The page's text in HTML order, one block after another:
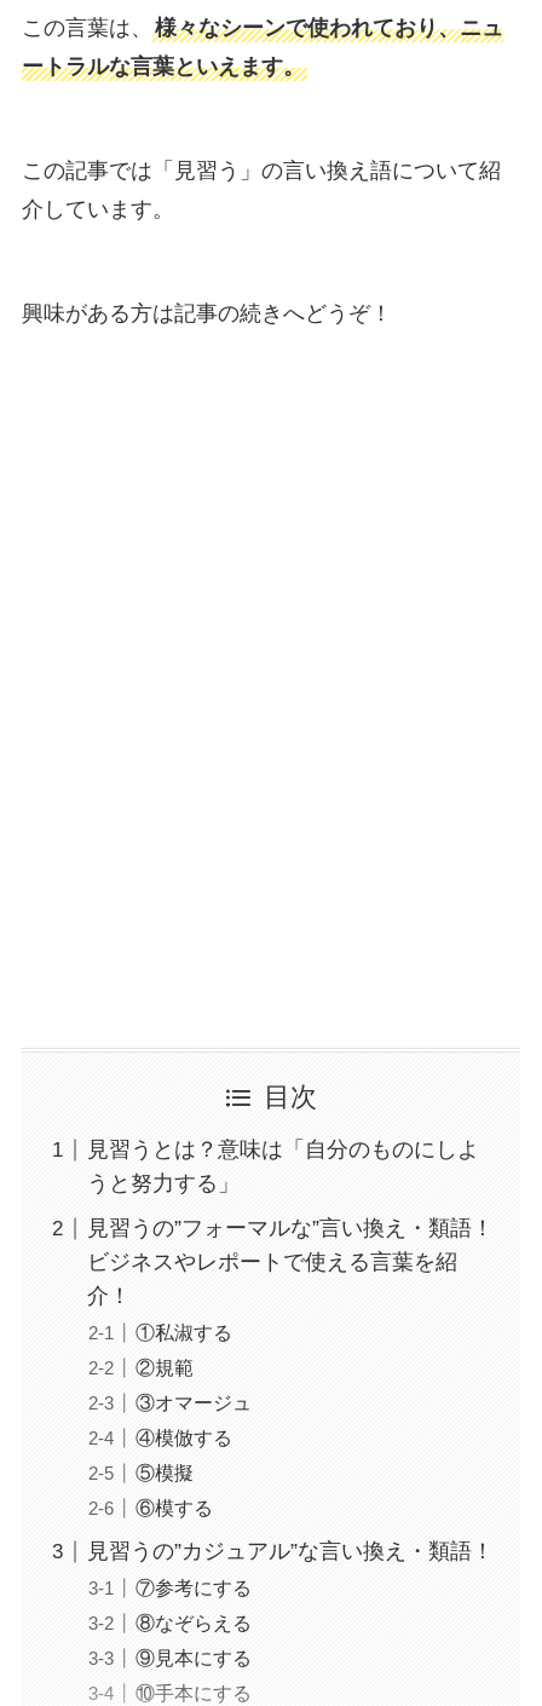
この言葉は、 様々なシーンで使われており、ニュ
ートラルな言葉といえます。
この記事では「見習う」の言い換え語について紹
介しています。
興味がある方は記事の続きへどうぞ！
目次
見習うとは？意味は「自分のものにしよ
うと努力する」
見習うの”フォーマルな”言い換え・類語！
ビジネスやレポートで使える言葉を紹
介！
①私淑する
②規範
③オマージュ
④模倣する
⑤模擬
⑥模する
見習うの”カジュアル”な言い換え・類語！
⑦参考にする
⑧なぞらえる
⑨見本にする
⑩手本にする